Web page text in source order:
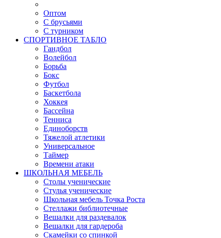
Оптом
С брусьями
С турником
СПОРТИВНОЕ ТАБЛО
Гандбол
Волейбол
Борьба
Бокс
Футбол
Баскетбола
Хоккея
Бассейна
Тенниса
Единоборств
Тяжелой атлетики
Универсальное
Таймер
Времени атаки
ШКОЛЬНАЯ МЕБЕЛЬ
Столы ученические
Стулья ученические
Школьная мебель Точка Роста
Стеллажи библиотечные
Вешалки для раздевалок
Вешалки для гардероба
Скамейки со спинкой